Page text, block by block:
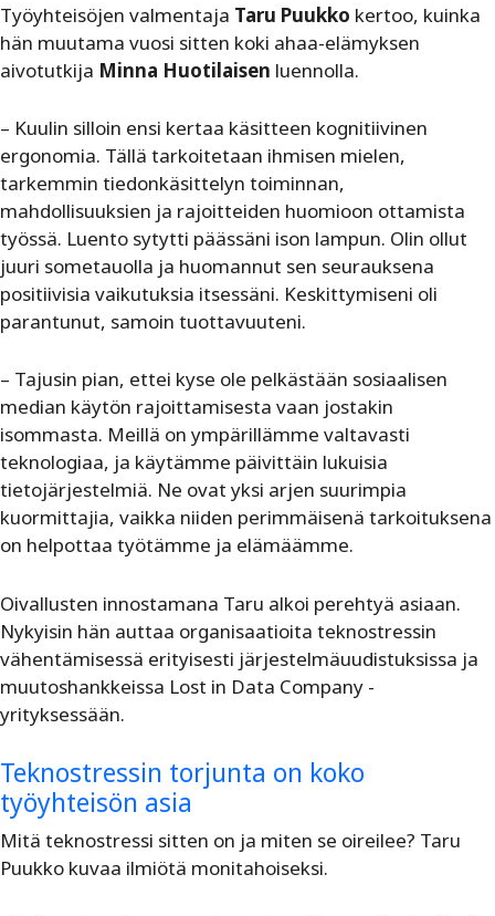
Työyhteisöjen valmentaja Taru Puukko kertoo, kuinka
hän muutama vuosi sitten koki ahaa-elämyksen
aivotutkija Minna Huotilaisen luennolla.
– Kuulin silloin ensi kertaa käsitteen kognitiivinen
ergonomia. Tällä tarkoitetaan ihmisen mielen,
tarkemmin tiedonkäsittelyn toiminnan,
mahdollisuuksien ja rajoitteiden huomioon ottamista
työssä. Luento sytytti päässäni ison lampun. Olin ollut
juuri sometauolla ja huomannut sen seurauksena
positiivisia vaikutuksia itsessäni. Keskittymiseni oli
parantunut, samoin tuottavuuteni.
– Tajusin pian, ettei kyse ole pelkästään sosiaalisen
median käytön rajoittamisesta vaan jostakin
isommasta. Meillä on ympärillämme valtavasti
teknologiaa, ja käytämme päivittäin lukuisia
tietojärjestelmiä. Ne ovat yksi arjen suurimpia
kuormittajia, vaikka niiden perimmäisenä tarkoituksena
on helpottaa työtämme ja elämäämme.
Oivallusten innostamana Taru alkoi perehtyä asiaan.
Nykyisin hän auttaa organisaatioita teknostressin
vähentämisessä erityisesti järjestelmäuudistuksissa ja
muutoshankkeissa Lost in Data Company -
yrityksessään.
Teknostressin torjunta on koko
työyhteisön asia
Mitä teknostressi sitten on ja miten se oireilee? Taru
Puukko kuvaa ilmiötä monitahoiseksi.